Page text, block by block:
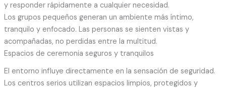
y responder rápidamente a cualquier necesidad.
Los grupos pequeños generan un ambiente más íntimo,
tranquilo y enfocado. Las personas se sienten vistas y
acompañadas, no perdidas entre la multitud.
Espacios de ceremonia seguros y tranquilos
El entorno influye directamente en la sensación de seguridad.
Los centros serios utilizan espacios limpios, protegidos y